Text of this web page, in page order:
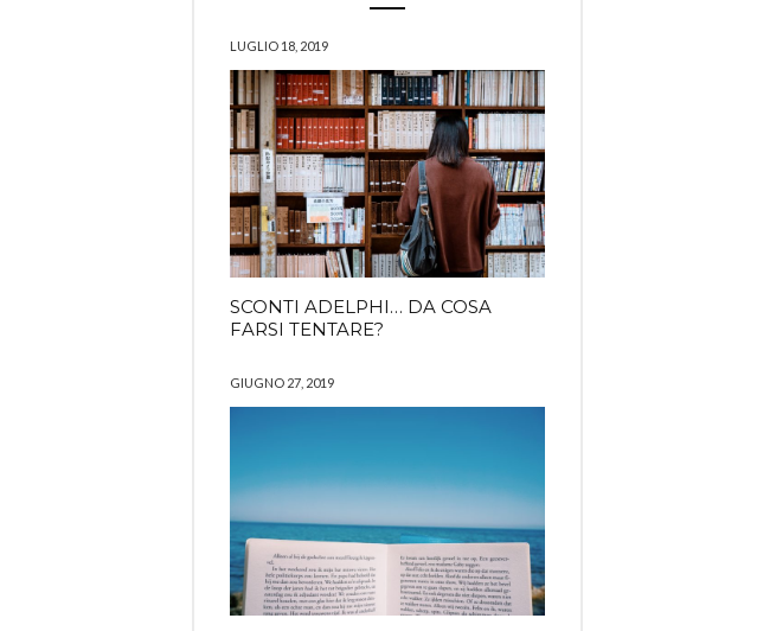
LUGLIO 18, 2019
SCONTI ADELPHI… DA COSA
FARSI TENTARE?
GIUGNO 27, 2019